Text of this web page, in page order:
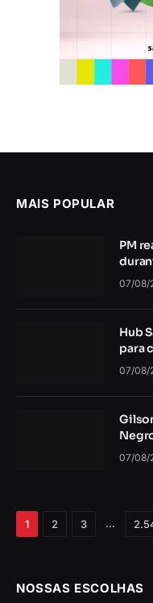
MAIS POPULAR
PM
07/08/
Hub
para
07/08/
07/08/
1 2 3 …
NOSSAS ESCOLHAS